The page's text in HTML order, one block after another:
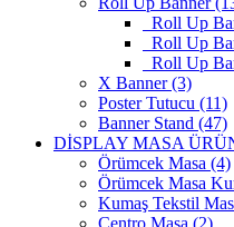
Roll Up
Roll Up
Roll Up
X Banner (3)
Poster Tutucu (11)
Banner Stand (47)
DİSPLAY MASA
Örümcek Masa (4)
Örümcek Masa
Kumaş Tekstil
Centro Masa (2)